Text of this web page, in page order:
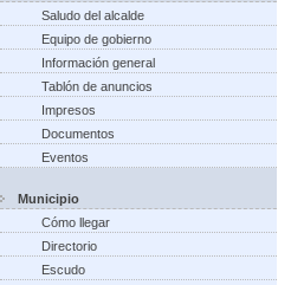
Saludo del alcalde
Equipo de gobierno
Información general
Tablón de anuncios
Impresos
Documentos
Eventos
Municipio
Cómo llegar
Directorio
Escudo